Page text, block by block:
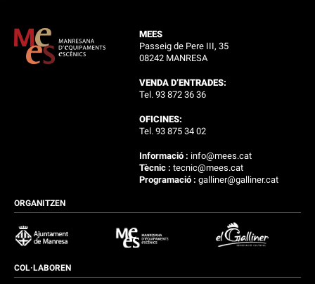
MEES
Passeig de Pere III, 35
08242 MANRESA
VENDA D’ENTRADES:
Tel. 93 872 36 36
OFICINES:
Tel. 93 875 34 02
Informació : info@mees.cat
Tècnic :tecnic@mees.cat
Programació :galliner@galliner.cat
ORGANITZEN
COL·LABOREN